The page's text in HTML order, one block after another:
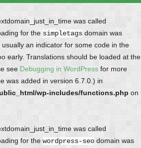
was called
for the simpletags domain was
an indicator for some code in the
early. Translations should be loaded at the
see Debugging in WordPress for more
was added in version 6.7.0.) in
wp-includes/functions.php on
was called
for the wordpress-seo domain was